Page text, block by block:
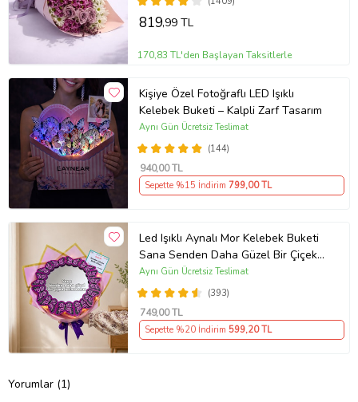
819,99 TL
170,83 TL'den Başlayan Taksitlerle
Kişiye Özel Fotoğraflı LED Işıklı
Kelebek Buketi – Kalpli Zarf Tasarım
(144)
Aynı Gün Ücretsiz Teslimat
940,00 TL
Sepette %15 İndirim 799,00 TL
Led Işıklı Aynalı Mor Kelebek Buketi
Sana Senden Daha Güzel Bir Çiçek
Bulamadım Ayna Buket Sevgiliye
Hediye
(393)
Aynı Gün Ücretsiz Teslimat
749,00 TL
Sepette %20 İndirim 599,20 TL
Yorumlar (1)